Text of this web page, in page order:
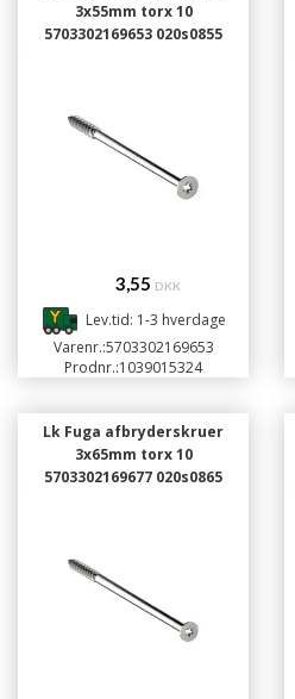
3x55mm torx 10
5703302169653 020s0855
3,55 DKK
Lev.tid: 1-3 hverdage
Varenr.:5703302169653
Prodnr.:1039015324
Lk Fuga afbryderskruer
3x65mm torx 10
5703302169677 020s0865